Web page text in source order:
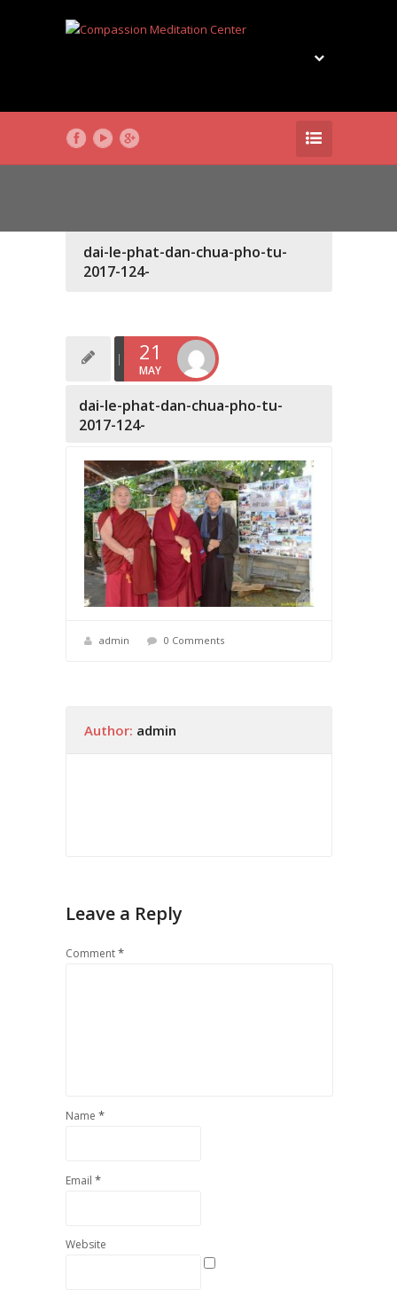
dai-le-phat-dan-chua-pho-tu-
2017-124-
21
MAY
dai-le-phat-dan-chua-pho-tu-
2017-124-
admin 0 Comments
Author: admin
Leave a Reply
Comment*
Name *
Email *
Website